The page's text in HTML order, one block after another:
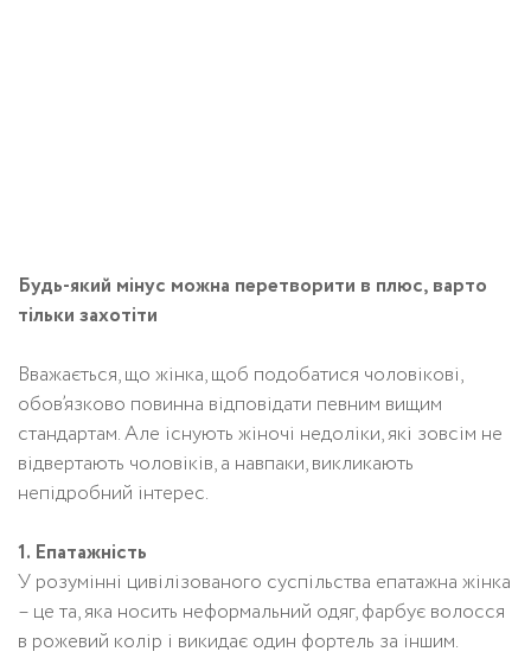
Будь-який мінус можна перетворити в плюс, варто
тільки захотіти
Вважається, що жінка, щоб подобатися чоловікові,
обов’язково повинна відповідати певним вищим
стандартам. Але існують жіночі недоліки, які зовсім не
відвертають чоловіків, а навпаки, викликають
непідробний інтерес.
1. Епатажність
У розумінні цивілізованого суспільства епатажна жінка
– це та, яка носить неформальний одяг, фарбує волосся
в рожевий колір і викидає один фортель за іншим.